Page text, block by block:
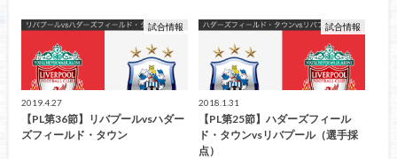
試合情報
2019.4.27
【PL第36節】リバプールvsハダー
ズフィールド・タウン
試合情報
2018.1.31
【PL第25節】ハダーズフィール
ド・タウンvsリバプール（選手採
点）